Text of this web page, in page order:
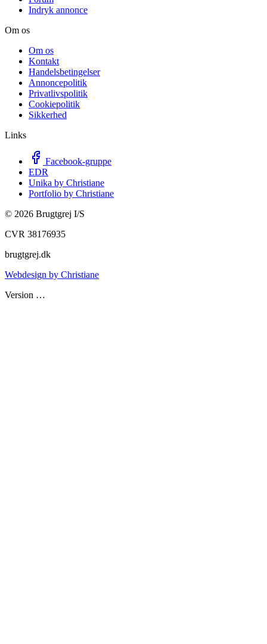
Indryk annonce
Om os
Om os
Kontakt
Handelsbetingelser
Annoncepolitik
Privatlivspolitik
Cookiepolitik
Sikkerhed
Links
Facebook-gruppe
EDR
Unika by Christiane
Portfolio by Christiane
© 2026 Brugtgrej I/S
CVR 38176935
brugtgrej.dk
Webdesign by Christiane
Version …